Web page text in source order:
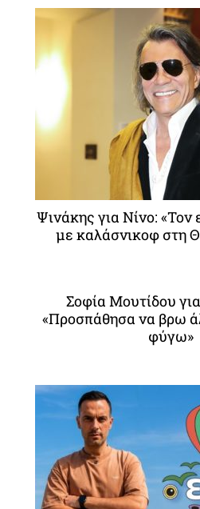
Ψινάκης για Νίνο: «Τον
με καλάσνικοφ στη
Σοφία Μουτίδου
«Προσπάθησα να βρω
φύγω»